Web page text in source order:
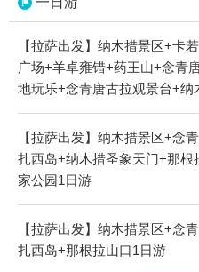
【拉萨出发】纳木措景区+卡
广场+羊卓雍错+药王山+念青
地玩乐+念青唐古拉观景台+纳
措圣象天门+那根拉山口+岗巴
木措国家公园1日游
【拉萨出发】纳木措景区+念
扎西岛+纳木措圣象天门+那根
家公园1日游
【拉萨出发】纳木措景区+念
扎西岛+那根拉山口1日游